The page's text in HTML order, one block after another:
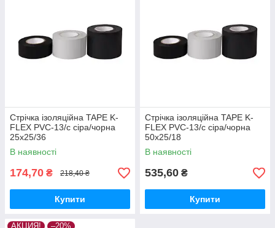
Стрічка ізоляційна TAPE K-
FLEX PVC-13/с сіра/чорна
25х25/36
В наявності
174,70 ₴ 218,40 ₴
Купити
Стрічка ізоляційна TAPE K-
FLEX PVC-13/с сіра/чорна
50х25/18
В наявності
535,60 ₴
Купити
АКЦИЯ! –20%